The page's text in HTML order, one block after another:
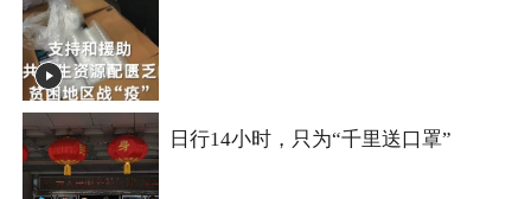
日行14小时，只为“千里送口罩”